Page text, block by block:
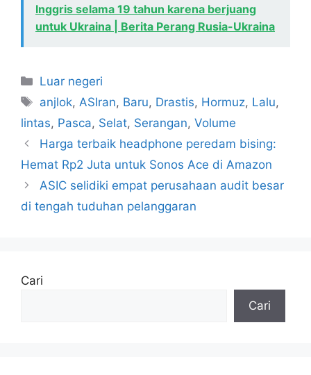
Inggris selama 19 tahun karena berjuang
untuk Ukraina | Berita Perang Rusia-Ukraina
Kategori
Luar negeri
Tag
anjlok,ASIran, Baru, Drastis, Hormuz, Lalu,
lintas, Pasca, Selat, Serangan, Volume
Harga terbaik headphone peredam bising:
Hemat Rp2 Juta untuk Sonos Ace di Amazon
ASIC selidiki empat perusahaan audit besar
di tengah tuduhan pelanggaran
Cari
Cari